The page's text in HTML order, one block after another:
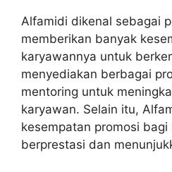
Alfamidi dikenal sebagai
memberikan banyak
karyawannya untuk
menyediakan berbagai
mentoring untuk
karyawan. Selain itu,
kesempatan promosi bagi
berprestasi dan